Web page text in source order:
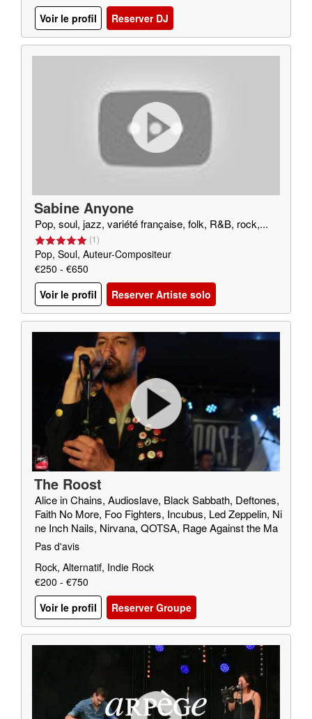
Voir le profil
Reserver DJ
Sabine Anyone
Pop, soul, jazz, variété française, folk, R&B, rock,...
(1)
Pop, Soul, Auteur-Compositeur
€250 - €650
Voir le profil
Reserver Artiste solo
The Roost
Alice in Chains, Audioslave, Black Sabbath, Deftones,
Faith No More, Foo Fighters, Incubus, Led Zeppelin, Ni
ne Inch Nails, Nirvana, QOTSA, Rage Against the Ma
chine, Red Fang, Royal Blood, SOAD, Soundgarden, T
Pas d'avis
Rock, Alternatif, Indie Rock
€200 - €750
Voir le profil
Reserver Groupe